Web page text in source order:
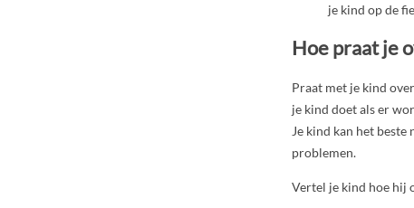
je kind op de
Hoe praat je
Praat met je kind
je kind doet als er
Je kind kan het
problemen.
Vertel je kind hoe hij